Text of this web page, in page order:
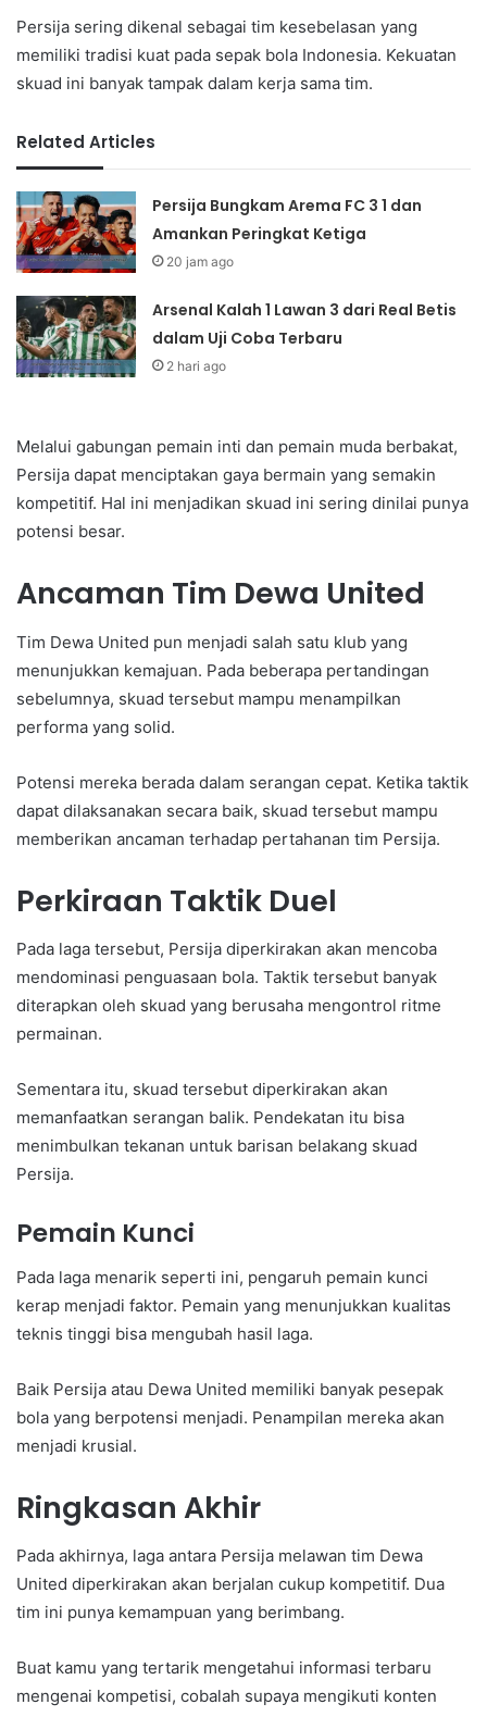
Persija sering dikenal sebagai tim kesebelasan yang
memiliki tradisi kuat pada sepak bola Indonesia. Kekuatan
skuad ini banyak tampak dalam kerja sama tim.
Related Articles
Persija Bungkam Arema FC 3 1 dan
Amankan Peringkat Ketiga
20 jam ago
Arsenal Kalah 1 Lawan 3 dari Real Betis
dalam Uji Coba Terbaru
2 hari ago
Melalui gabungan pemain inti dan pemain muda berbakat,
Persija dapat menciptakan gaya bermain yang semakin
kompetitif. Hal ini menjadikan skuad ini sering dinilai punya
potensi besar.
Ancaman Tim Dewa United
Tim Dewa United pun menjadi salah satu klub yang
menunjukkan kemajuan. Pada beberapa pertandingan
sebelumnya, skuad tersebut mampu menampilkan
performa yang solid.
Potensi mereka berada dalam serangan cepat. Ketika taktik
dapat dilaksanakan secara baik, skuad tersebut mampu
memberikan ancaman terhadap pertahanan tim Persija.
Perkiraan Taktik Duel
Pada laga tersebut, Persija diperkirakan akan mencoba
mendominasi penguasaan bola. Taktik tersebut banyak
diterapkan oleh skuad yang berusaha mengontrol ritme
permainan.
Sementara itu, skuad tersebut diperkirakan akan
memanfaatkan serangan balik. Pendekatan itu bisa
menimbulkan tekanan untuk barisan belakang skuad
Persija.
Pemain Kunci
Pada laga menarik seperti ini, pengaruh pemain kunci
kerap menjadi faktor. Pemain yang menunjukkan kualitas
teknis tinggi bisa mengubah hasil laga.
Baik Persija atau Dewa United memiliki banyak pesepak
bola yang berpotensi menjadi. Penampilan mereka akan
menjadi krusial.
Ringkasan Akhir
Pada akhirnya, laga antara Persija melawan tim Dewa
United diperkirakan akan berjalan cukup kompetitif. Dua
tim ini punya kemampuan yang berimbang.
Buat kamu yang tertarik mengetahui informasi terbaru
mengenai kompetisi, cobalah supaya mengikuti konten